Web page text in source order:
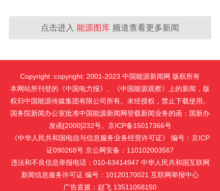
点击进入 能源图库 频道查看更多新闻
Copyright :copyright: 2001-2023 中国能源新闻网 版权所有
本网站所刊登的《中国电力报》、《中国能源观察》上的新闻，版
权归中国能源传媒集团有限公司所有。未经授权，禁止下载使用。
国务院新闻办公室批准中国能源新闻网登载新闻业务的函：国新办
发函[2000]232号。京ICP备15017366号
《中华人民共和国电信与信息服务业务经营许可证》 编号：京ICP
证090268号 京公网安备：110102003567
违法和不良信息举报电话：010-63414947 中华人民共和国互联网
新闻信息服务许可证 编号：10120170021 互联网举报中心
广告直拨：赵飞 13511058150